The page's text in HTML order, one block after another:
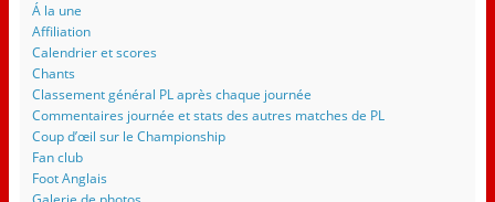
Á la une
Affiliation
Calendrier et scores
Chants
Classement général PL après chaque journée
Commentaires journée et stats des autres matches de PL
Coup d’œil sur le Championship
Fan club
Foot Anglais